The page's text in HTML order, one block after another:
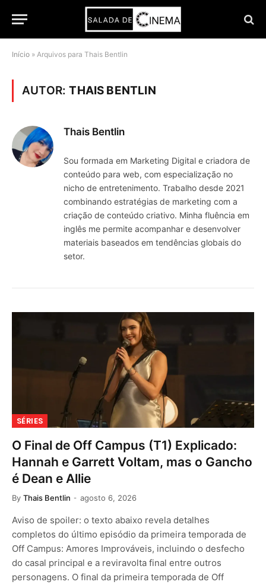
Início » Arquivos para Thais Bentlin
AUTOR:THAIS BENTLIN
Thais Bentlin
Sou formada em Marketing Digital e criadora de
conteúdo para web, com especialização no
nicho de entretenimento. Trabalho desde 2021
combinando estratégias de marketing com a
criação de conteúdo criativo. Minha fluência em
inglês me permite acompanhar e desenvolver
materiais baseados em tendências globais do
setor.
SÉRIES
O Final de Off Campus (T1) Explicado:
Hannah e Garrett Voltam, mas o Gancho
é Dean e Allie
By Thais Bentlin agosto 6, 2026
Aviso de spoiler: o texto abaixo revela detalhes
completos do último episódio da primeira temporada de
Off Campus: Amores Improváveis, incluindo o desfecho
do casal principal e a reviravolta final entre outros
personagens. O final da primeira temporada de Off